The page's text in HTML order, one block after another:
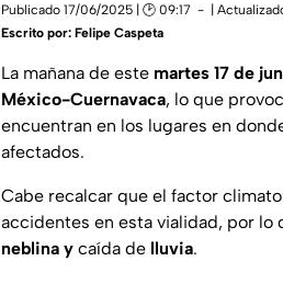
Publicado 17/06/2025 | 🕑 09:17 |
Escrito por: Felipe Caspeta
La mañana de este martes 17 de
México-Cuernavaca, lo que
encuentran en los lugares en
afectados.
Cabe recalcar que el factor
accidentes en esta vialidad, por lo
neblina y caída de lluvia.